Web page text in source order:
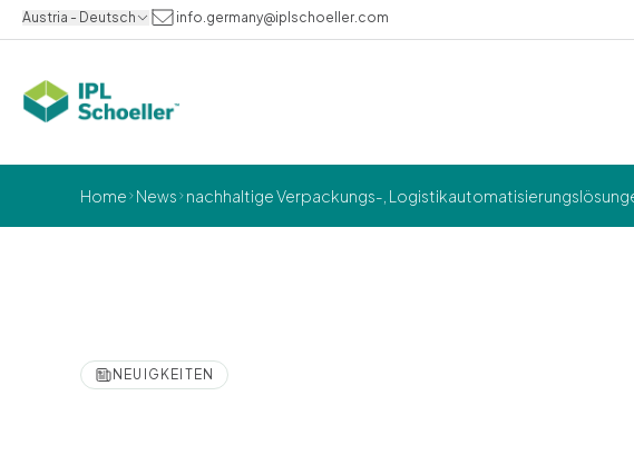
Austria - Deutsch info.germany@iplschoeller.com
Home News nachhaltige Verpackungs-,
NEUIGKEITEN